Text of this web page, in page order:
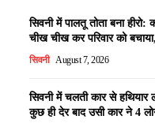
सिवनी में पालतू तोता बना
चीख चीख कर परिवार को
सिवनी August 7, 2026
सिवनी में चलती कार से हथियार
कुछ ही देर बाद उसी कार ने 4